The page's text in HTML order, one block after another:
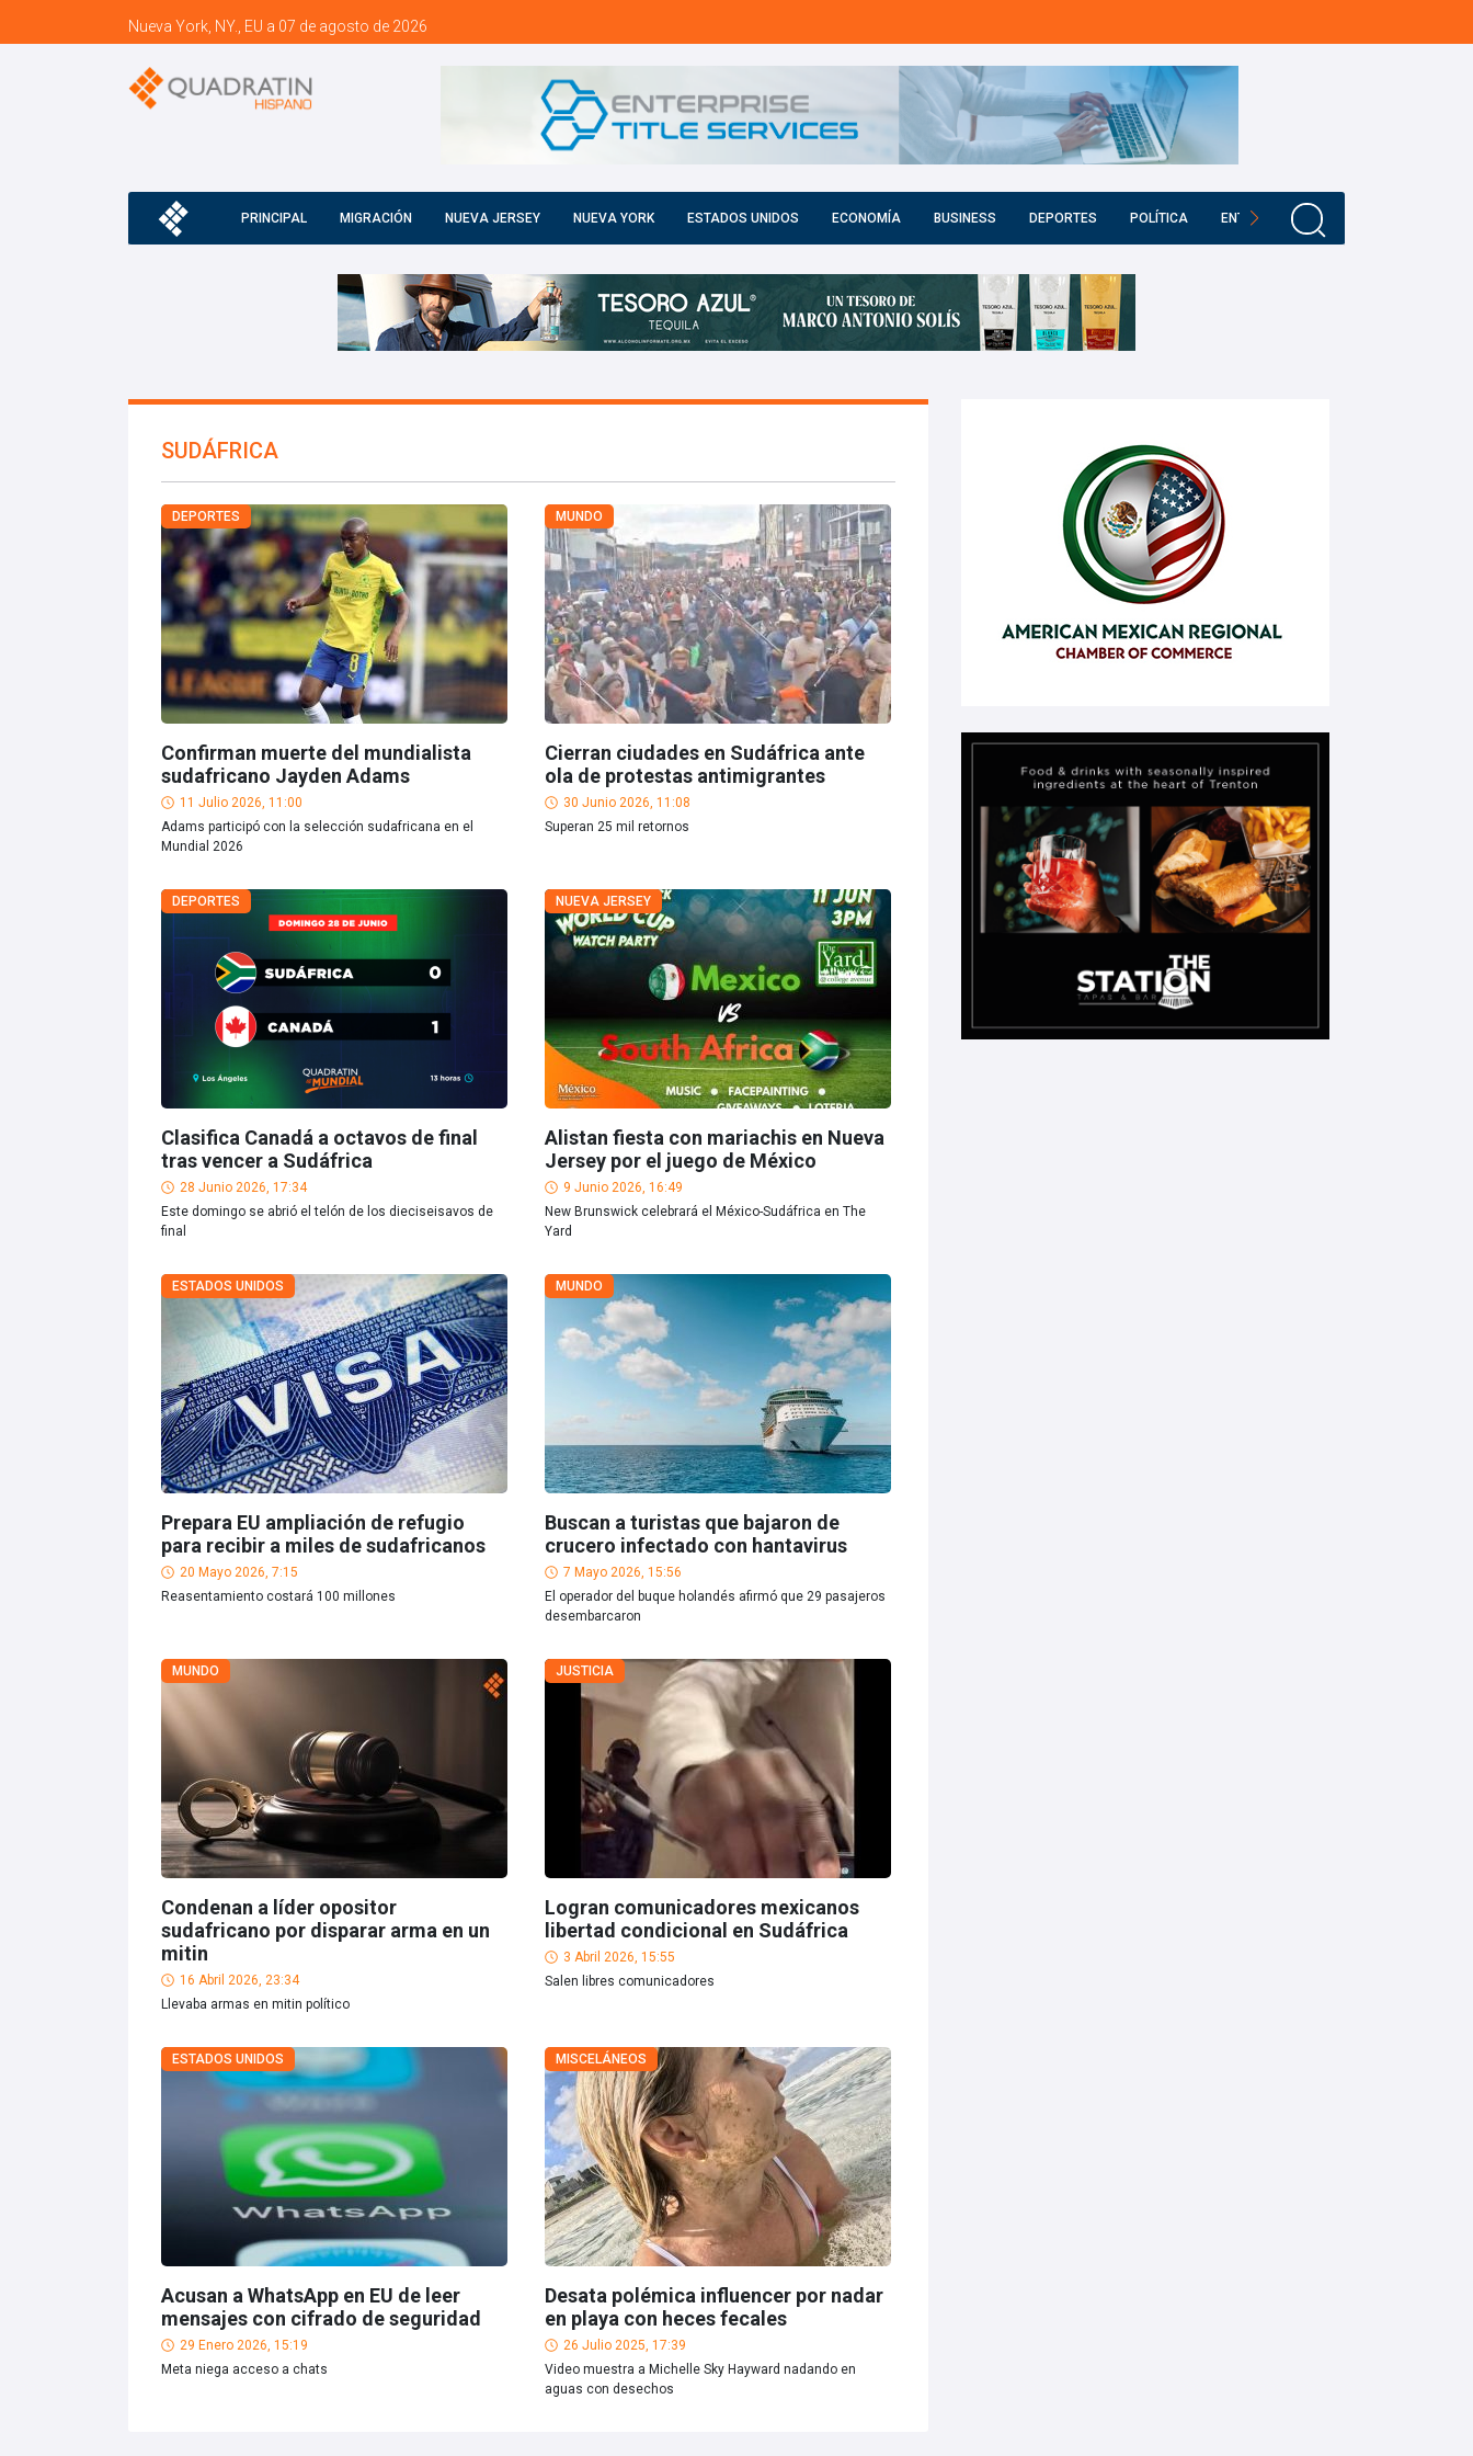
Nueva York, NY., EU a 07 de agosto de 2026
PRINCIPAL MIGRACIÓN NUEVA JERSEY NUEVA YORK ESTADOS UNIDOS ECONOMÍA BUSINESS DEPORTES POLÍTICA ENTRETENIMIENTO
SUDÁFRICA
DEPORTES
Confirman muerte del mundialista
sudafricano Jayden Adams
11 Julio 2026, 11:00
Adams participó con la selección sudafricana en el
Mundial 2026
MUNDO
Cierran ciudades en Sudáfrica ante
ola de protestas antimigrantes
30 Junio 2026, 11:08
Superan 25 mil retornos
DEPORTES
Clasifica Canadá a octavos de final
tras vencer a Sudáfrica
28 Junio 2026, 17:34
Este domingo se abrió el telón de los dieciseisavos de
final
NUEVA JERSEY
Alistan fiesta con mariachis en Nueva
Jersey por el juego de México
9 Junio 2026, 16:49
New Brunswick celebrará el México-Sudáfrica en The
Yard
ESTADOS UNIDOS
Prepara EU ampliación de refugio
para recibir a miles de sudafricanos
20 Mayo 2026, 7:15
Reasentamiento costará 100 millones
MUNDO
Buscan a turistas que bajaron de
crucero infectado con hantavirus
7 Mayo 2026, 15:56
El operador del buque holandés afirmó que 29 pasajeros
desembarcaron
MUNDO
Condenan a líder opositor
sudafricano por disparar arma en un
mitin
16 Abril 2026, 23:34
Llevaba armas en mitin político
JUSTICIA
Logran comunicadores mexicanos
libertad condicional en Sudáfrica
3 Abril 2026, 15:55
Salen libres comunicadores
ESTADOS UNIDOS
Acusan a WhatsApp en EU de leer
mensajes con cifrado de seguridad
29 Enero 2026, 15:19
Meta niega acceso a chats
MISCELÁNEOS
Desata polémica influencer por nadar
en playa con heces fecales
26 Julio 2025, 17:39
Video muestra a Michelle Sky Hayward nadando en
aguas con desechos